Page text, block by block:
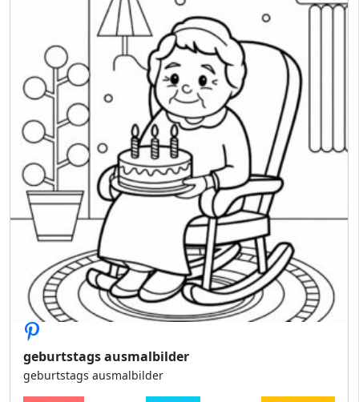
geburtstags ausmalbilder
geburtstags ausmalbilder